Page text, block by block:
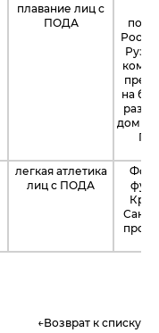
плавание лиц с
ПОДА
Руза,
на
раз в
дом
легкая атлетика
лиц с ПОДА
Возврат к списку